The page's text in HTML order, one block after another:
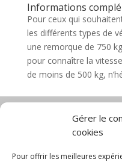
Gérer le
cookies
Pour offrir les meilleures
Informations
Pour ceux qui
les différents types de
une remorque de 750
pour connaître la
de moins de 500 kg,
Diable électrique
Chariot